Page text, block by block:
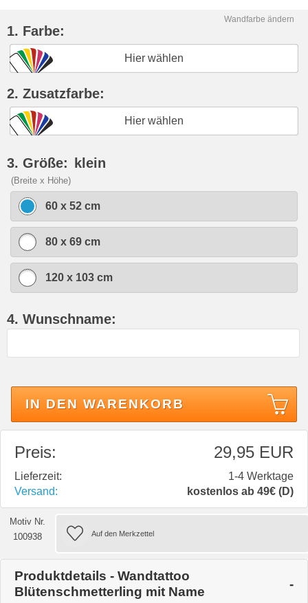
Wandfarbe ändern
1. Farbe:
Hier wählen
2. Zusatzfarbe:
Hier wählen
3. Größe: klein
(Breite x Höhe)
60 x 52 cm
80 x 69 cm
120 x 103 cm
4. Wunschname:
IN DEN WARENKORB
Preis: 29,95 EUR
Lieferzeit:
1-4 Werktage
Versand:
kostenlos ab 49€ (D)
Motiv Nr.
100938
Produktdetails - Wandtattoo
Blütenschmetterling mit Name